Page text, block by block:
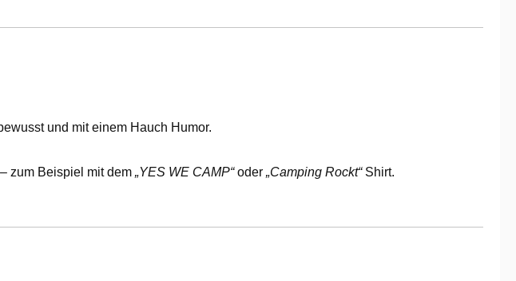
und mit einem Hauch Humor.
zum Beispiel mit dem „YES WE CAMP“oder „Camping Rockt“Shirt.